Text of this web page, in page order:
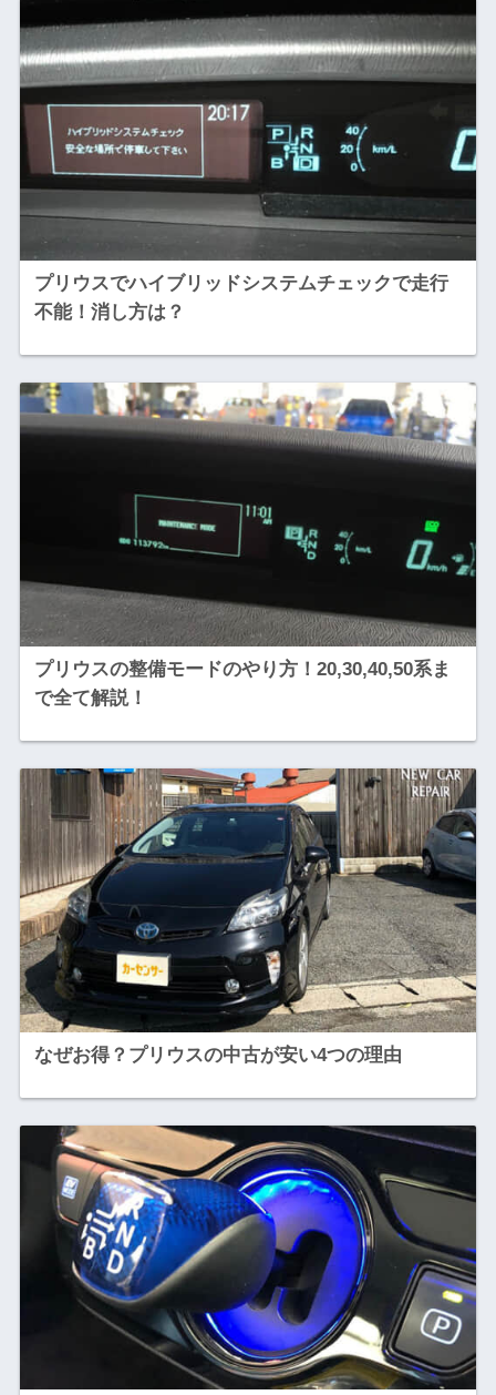
プリウスでハイブリッドシステムチェックで走行
不能！消し方は？
プリウスの整備モードのやり方！20,30,40,50系ま
で全て解説！
なぜお得？プリウスの中古が安い4つの理由